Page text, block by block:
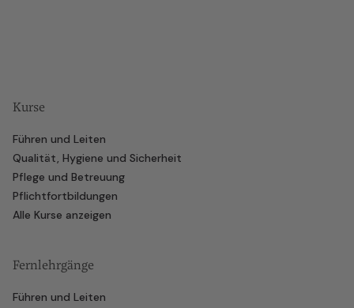
Kurse
Führen und Leiten
Qualität, Hygiene und Sicherheit
Pflege und Betreuung
Pflichtfortbildungen
Alle Kurse anzeigen
Fernlehrgänge
Führen und Leiten